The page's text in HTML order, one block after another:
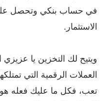
في حساب بنكي وتحصل على
الاستثمار.
ويتيح لك التخزين يا
العملات الرقمية التي
تعب، فكل ما عليك فعله